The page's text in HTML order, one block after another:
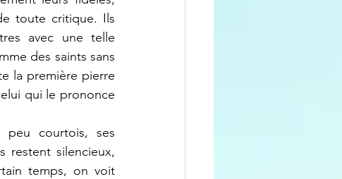
toute critique. Ils
avec une telle
des saints sans
la première pierre
qui le prononce
restent silencieux,
temps, on voit